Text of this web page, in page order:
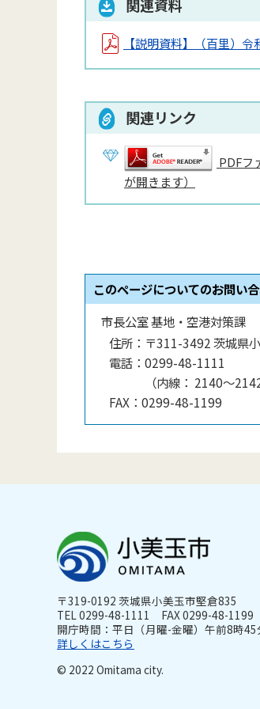
関連資料
【説明資料】（百里）
関連リンク
PDFフ
が開きます）
このページについてのお問い
市長公室 基地・空港対策課
住所： 〒311-3492 茨城県
電話： 0299-48-1111
（内線 ： 2140〜
FAX： 0299-48-1199
〒319-0192 茨城県小美玉市堅倉835
TEL 0299-48-1111 FAX 0299-48-1199
開庁時間：平日（月曜-金曜）午前8時
詳しくはこちら
© 2022 Omitama city.